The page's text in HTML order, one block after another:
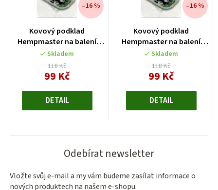
Kovový podklad
Hempmaster na balení
bylinných směsí
Skladem
118 Kč
–16 %
99 KčMěrná
DETAIL
Kovový podklad
Hempmaster na balení
bylinných směsí
Skladem
118 Kč
–16 %
99 KčMěrná
DETAIL
Odebírat newsletter
Vložte svůj e-mail a my vám budeme zasílat informace o
nových produktech na našem e-shopu.